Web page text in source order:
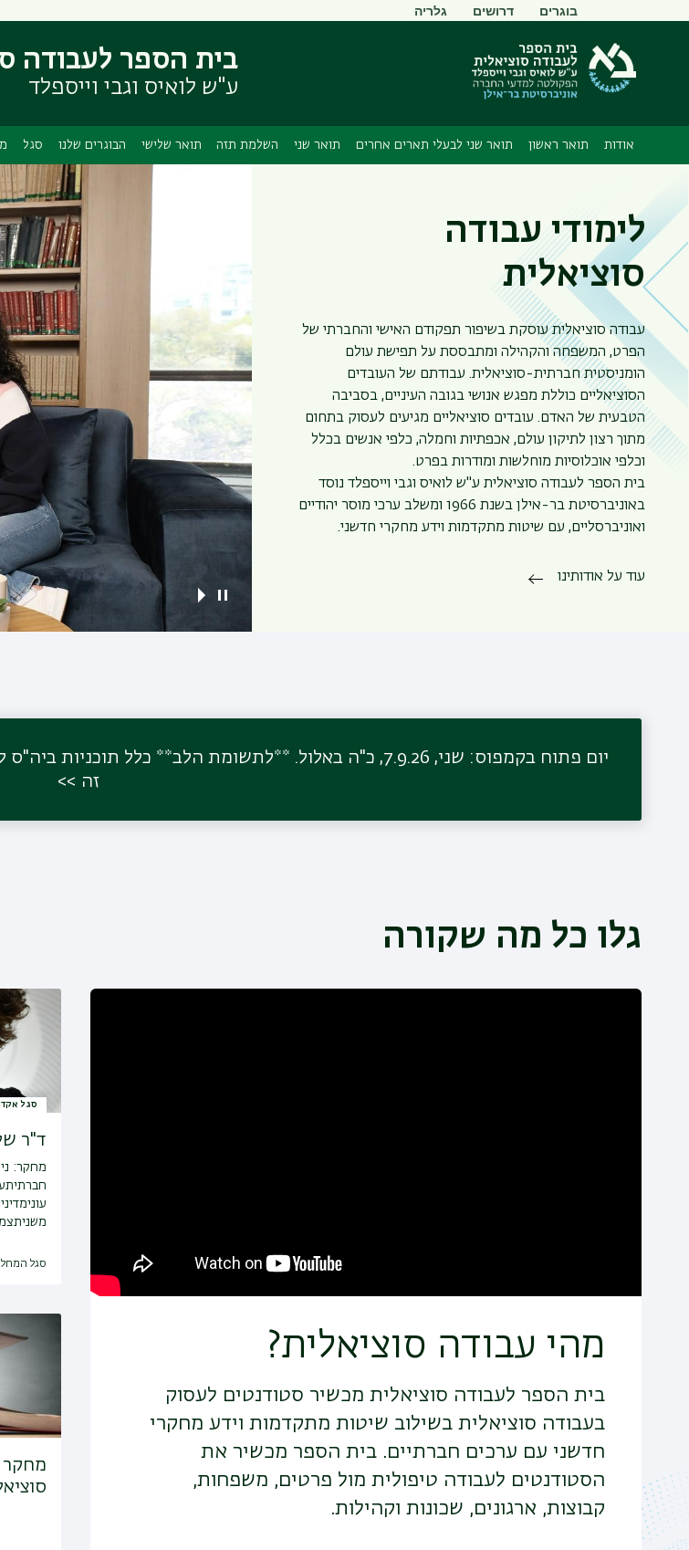
העיקרי
ניווט
ראשי
תפריט
משני
בוגרים דרושים גלריה
בית הספר לעבודה
ע"ש לואיס וגבי וייספלד
אודות תואר ראשון תואר שני לבעלי תארים אחרים תואר שני השלמת תזה תואר שלישי הבוגרים שלנו סגל
לימודי עבודה
סוציאלית
עבודה סוציאלית עוסקת בשיפור תפקודם האישי והחברתי של
הפרט, המשפחה והקהילה ומתבססת על תפישת עולם
הומניסטית חברתית-סוציאלית. עבודתם של העובדים
הסוציאליים כוללת מפגש אנושי בגובה העיניים, בסביבה
הטבעית של האדם. עובדים סוציאליים מגיעים לעסוק בתחום
מתוך רצון לתיקון עולם, אכפתיות וחמלה, כלפי אנשים בכלל
וכלפי אוכלוסיות מוחלשות ומודרות בפרט.
בית הספר לעבודה סוציאלית ע"ש לואיס וגבי וייספלד נוסד
באוניברסיטת בר-אילן בשנת 1966 ומשלב ערכי מוסר יהודיים
ואוניברסליים, עם שיטות מתקדמות וידע מחקרי חדשני.
עוד על אודותינו
יום פתוח בקמפוס: שני, 7.9.26, כ"ה באלול. **לתשומת הלב**
זה
גלו כל מה שקורה
מהי עבודה סוציאלית?
בית הספר לעבודה סוציאלית מכשיר סטודנטים לעסוק
בעבודה סוציאלית בשילוב שיטות מתקדמות וידע מחקרי
חדשני עם ערכים חברתיים. בית הספר מכשיר את
הסטודנטים לעבודה טיפולית מול פרטים, משפחות,
קבוצות, ארגונים, שכונות וקהילות.
סגל
ד"ר
מחקר:
סגל
מחקר